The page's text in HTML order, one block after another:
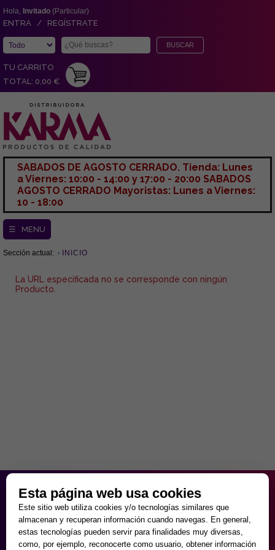
Hola, Invitado (Particular)
ENTRA / REGÍSTRATE
TU CARRITO
TOTAL: 0,00 €
SABADOS DE AGOSTO CERRADO. Tienda: Lunes
a Viernes: 10:00 - 14:00 y 17:00 - 20:00 SABADOS
AGOSTO CERRADO Mayoristas: Lunes a Viernes:
10 - 18:00
☰ MENU
Sección actual: INICIO
La URL especificada no se corresponde con ningún
Producto.
de Lunes a Viernes
9:30 - 20:00
Sábados
10:00 - 14:00 y 17:00 - 20:00
Domingos cerrado.
Esta página web usa cookies
Este sitio web utiliza cookies y/o tecnologías similares que
almacenan y recuperan información cuando navegas. En general,
estas tecnologías pueden servir para finalidades muy diversas,
como, por ejemplo, reconocerte como usuario, obtener información